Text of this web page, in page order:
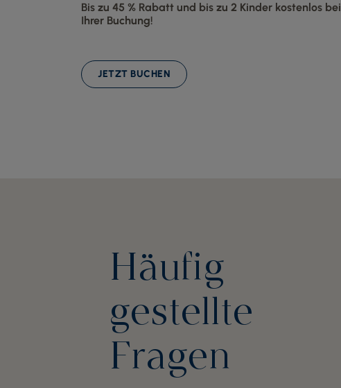
Bis zu 45 % Rabatt und bis zu 2 Kinder kostenlos bei
Ihrer Buchung!
JETZT BUCHEN
Häufig
gestellte
Fragen